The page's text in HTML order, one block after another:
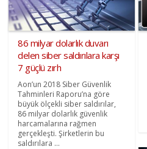
86 milyar dolarlık duvarı
delen siber saldırılara karşı
7 güçlü zırh
Aon’un 2018 Siber Güvenlik
Tahminleri Raporu’na göre
büyük ölçekli siber saldırılar,
86 milyar dolarlık güvenlik
harcamalarına rağmen
gerçekleşti. Şirketlerin bu
saldırılara ...